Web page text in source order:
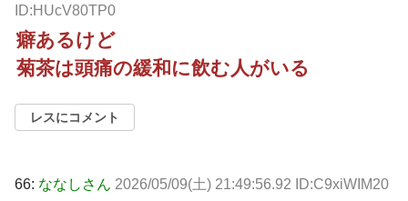
ID:HUcV80TP0
癖あるけど
菊茶は頭痛の緩和に飲む人がいる
レスにコメント
66: ななしさん 2026/05/09(土) 21:49:56.92 ID:C9xiWIM20